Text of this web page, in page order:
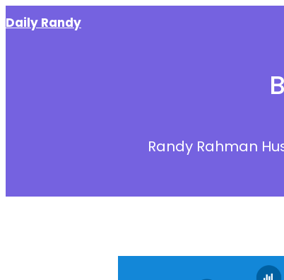
to
Daily Randy
Randy Rahman